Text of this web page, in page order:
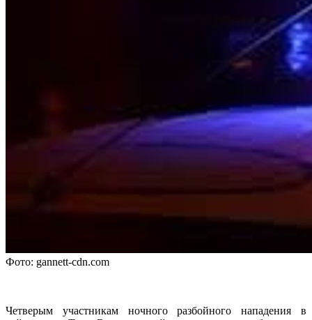
Фото: gannett-cdn.com
Четверым участникам ночного разбойного нападения в